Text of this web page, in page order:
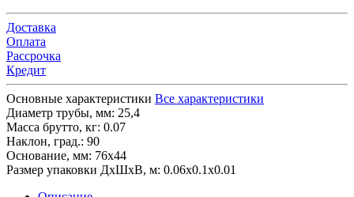
Доставка
Оплата
Рассрочка
Кредит
Основные характеристики Все характеристики
Диаметр трубы, мм: 25,4
Масса брутто, кг: 0.07
Наклон, град.: 90
Основание, мм: 76х44
Размер упаковки ДхШхВ, м: 0.06x0.1x0.01